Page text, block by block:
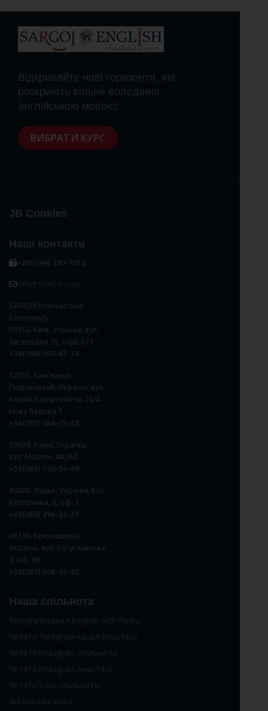
Відкривайте нові горизонти, які
розкриють вільне володіння
англійською мовою!
ВИБРАТИ КУРС
JB Cookies
Наші контакти
SARGOI International
Community
03150, Київ, Україна, вул.
Загородня 15, офіс 523
32301, Кам'янець-
Подільський, Україна, вул.
Князів Коріатовичів 25/4
Нова Будова 1
33028, Рівне, Україна,
вул. Мазепи, 4А/6А
43000, Луцьк, Україна, вул.
Коперника, 8, оф. 1
08136, Крюківщина,
Україна, вул. Богуславська
1, оф. 68
Наша спільнота